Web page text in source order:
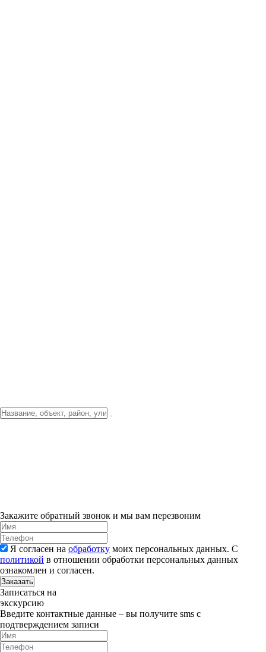
Закажите обратный звонок и мы вам перезвоним
Я согласен на обработку моих персональных данных. С
политикой в отношении обработки персональных данных
ознакомлен и согласен.
Заказать
Записаться на
экскурсию
Введите контактные данные – вы получите sms с
подтверждением записи